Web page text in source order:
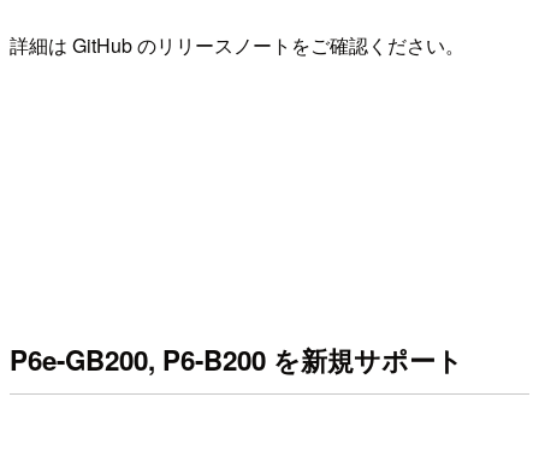
詳細は GitHub のリリースノートをご確認ください。
P6e-GB200, P6-B200 を新規サポート